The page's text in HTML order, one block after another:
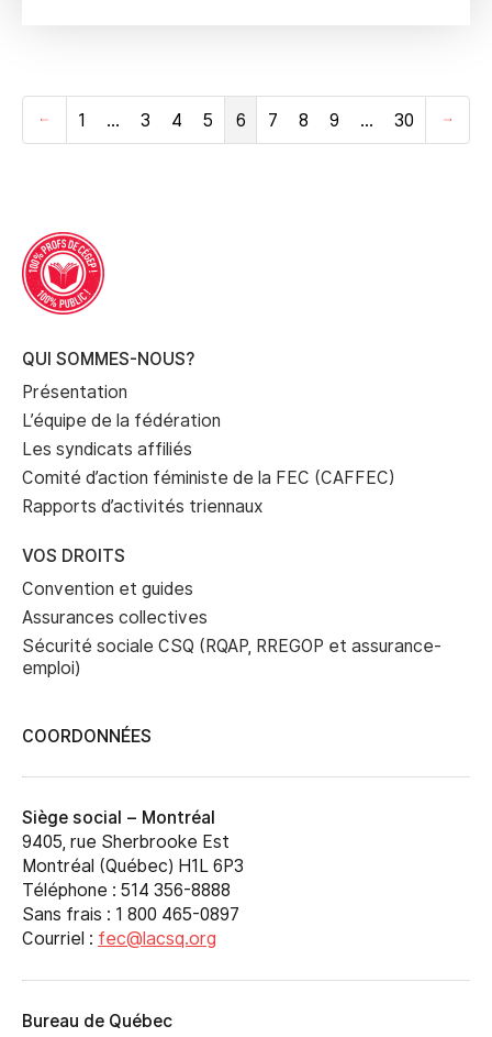
Précédent
1 … 3 4 5 6 7 8 9 … 30
QUI SOMMES-NOUS?
Présentation
L’équipe de la fédération
Les syndicats affiliés
Comité d’action féministe de la FEC (CAFFEC)
Rapports d’activités triennaux
VOS DROITS
Convention et guides
Assurances collectives
Sécurité sociale CSQ (RQAP, RREGOP et assurance-
emploi)
COORDONNÉES
Siège social – Montréal
9405, rue Sherbrooke Est
Montréal (Québec) H1L 6P3
Téléphone : 514 356-8888
Sans frais : 1 800 465-0897
Courriel : fec@lacsq.org
Bureau de Québec